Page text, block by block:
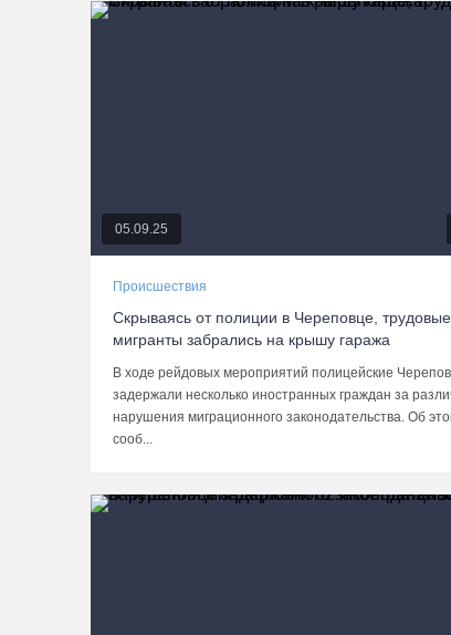
05.09.25
Происшествия
Скрываясь от полиции в Череповце, трудовые
мигранты забрались на крышу гаража
В ходе рейдовых мероприятий полицейские
задержали несколько иностранных граждан за
нарушения миграционного законодательства. Об
сооб...